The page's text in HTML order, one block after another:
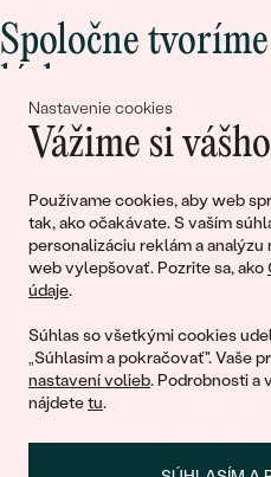
Nastavenie cookies
Vážime si
Používame cookies, aby web
tak, ako očakávate. S vaším
personalizáciu reklám a
web vylepšovať. Pozrite sa, ako
údaje.
Súhlas so všetkými cookies
„Súhlasím a pokračovať". Vaše
nastavení volieb. Podrobnosti a
nájdetetu.
Spoločne
Pripojte sa k nám!
© 2011 - 2026, Eppi.sk